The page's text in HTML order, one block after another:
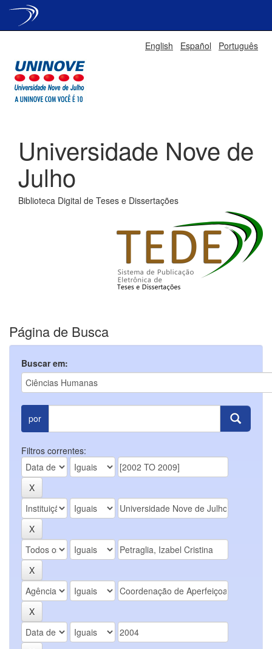
English Español Português
Universidade Nove de
Julho
Biblioteca Digital de Teses e Dissertações
Página de Busca
Buscar em:
por
Filtros correntes: